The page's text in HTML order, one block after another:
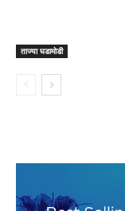
ताज्या घडामोडी